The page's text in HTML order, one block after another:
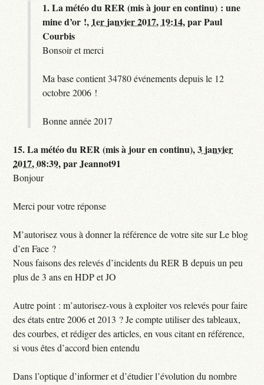
1.La météo du RER (mis à jour en continu) : une
mine d’or !, 1er janvier 2017, 19:14,parPaul
Courbis
Bonsoir et merci
Ma base contient 34780 événements depuis le 12
octobre 2006 !
Bonne année 2017
15.La météo du RER (mis à jour en continu),3 janvier
2017, 08:39,parJeannot91
Bonjour
Merci pour votre réponse
M’autorisez vous à donner la référence de votre site sur Le blog
d’en Face ?
Nous faisons des relevés d’incidents du RER B depuis un peu
plus de 3 ans en HDP et JO
Autre point : m’autorisez-vous à exploiter vos relevés pour faire
des états entre 2006 et 2013 ? Je compte utiliser des tableaux,
des courbes, et rédiger des articles, en vous citant en référence,
si vous êtes d’accord bien entendu
Dans l’optique d’informer et d’étudier l’évolution du nombre